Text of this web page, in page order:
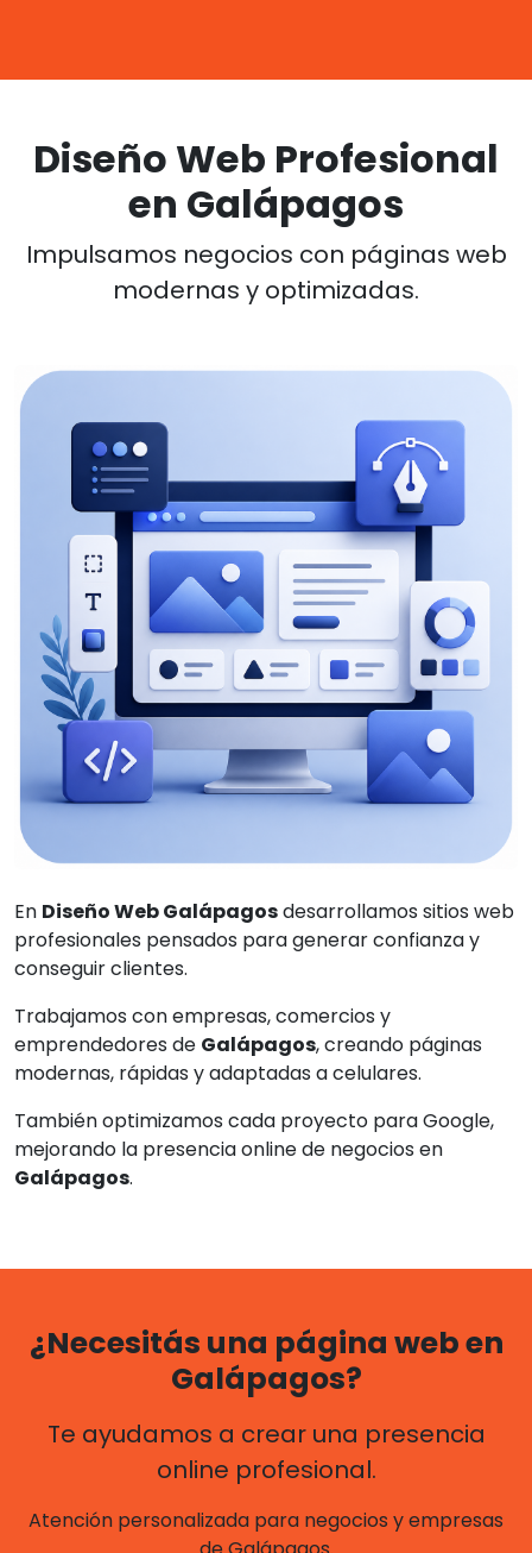
Diseño Web Profesional
en Galápagos
Impulsamos negocios con páginas web
modernas y optimizadas.
En Diseño Web Galápagosdesarrollamos sitios web
profesionales pensados para generar confianza y
conseguir clientes.
Trabajamos con empresas, comercios y
emprendedores de Galápagos, creando páginas
modernas, rápidas y adaptadas a celulares.
También optimizamos cada proyecto para Google,
mejorando la presencia online de negocios en
Galápagos.
¿Necesitás una página web en
Galápagos?
Te ayudamos a crear una presencia
online profesional.
Atención personalizada para negocios y empresas